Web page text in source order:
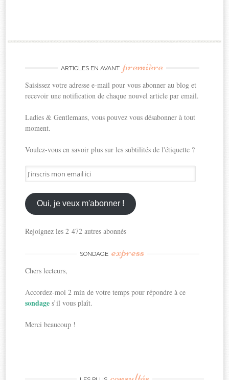
ARTICLES EN AVANT première
Saisissez votre adresse e-mail pour vous abonner au blog et
recevoir une notification de chaque nouvel article par email.
Ladies & Gentlemans, vous pouvez vous désabonner à tout
moment.
Voulez-vous en savoir plus sur les subtilités de l'étiquette ?
J'inscris
mon
email
ici
Oui, je veux m'abonner !
Rejoignez les 2 472 autres abonnés
SONDAGE express
Chers lecteurs,
Accordez-moi 2 min de votre temps pour répondre à ce
sondages’il vous plaît.
Merci beaucoup !